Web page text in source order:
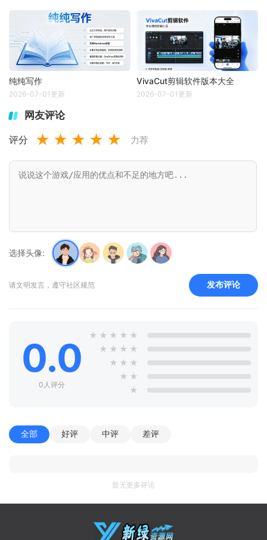
纯纯写作
2026-07-01更新
VivaCut剪辑软件版本大全
2026-07-01更新
网友评论
评分 ★ ★ ★ ★ ★ 力荐
选择头像:
请文明发言，遵守社区规范 发布评论
0.0
0人评分
★ ★ ★ ★ ★
★ ★ ★ ★
★ ★ ★
★ ★
★
全部 好评 中评 差评
暂无更多评论